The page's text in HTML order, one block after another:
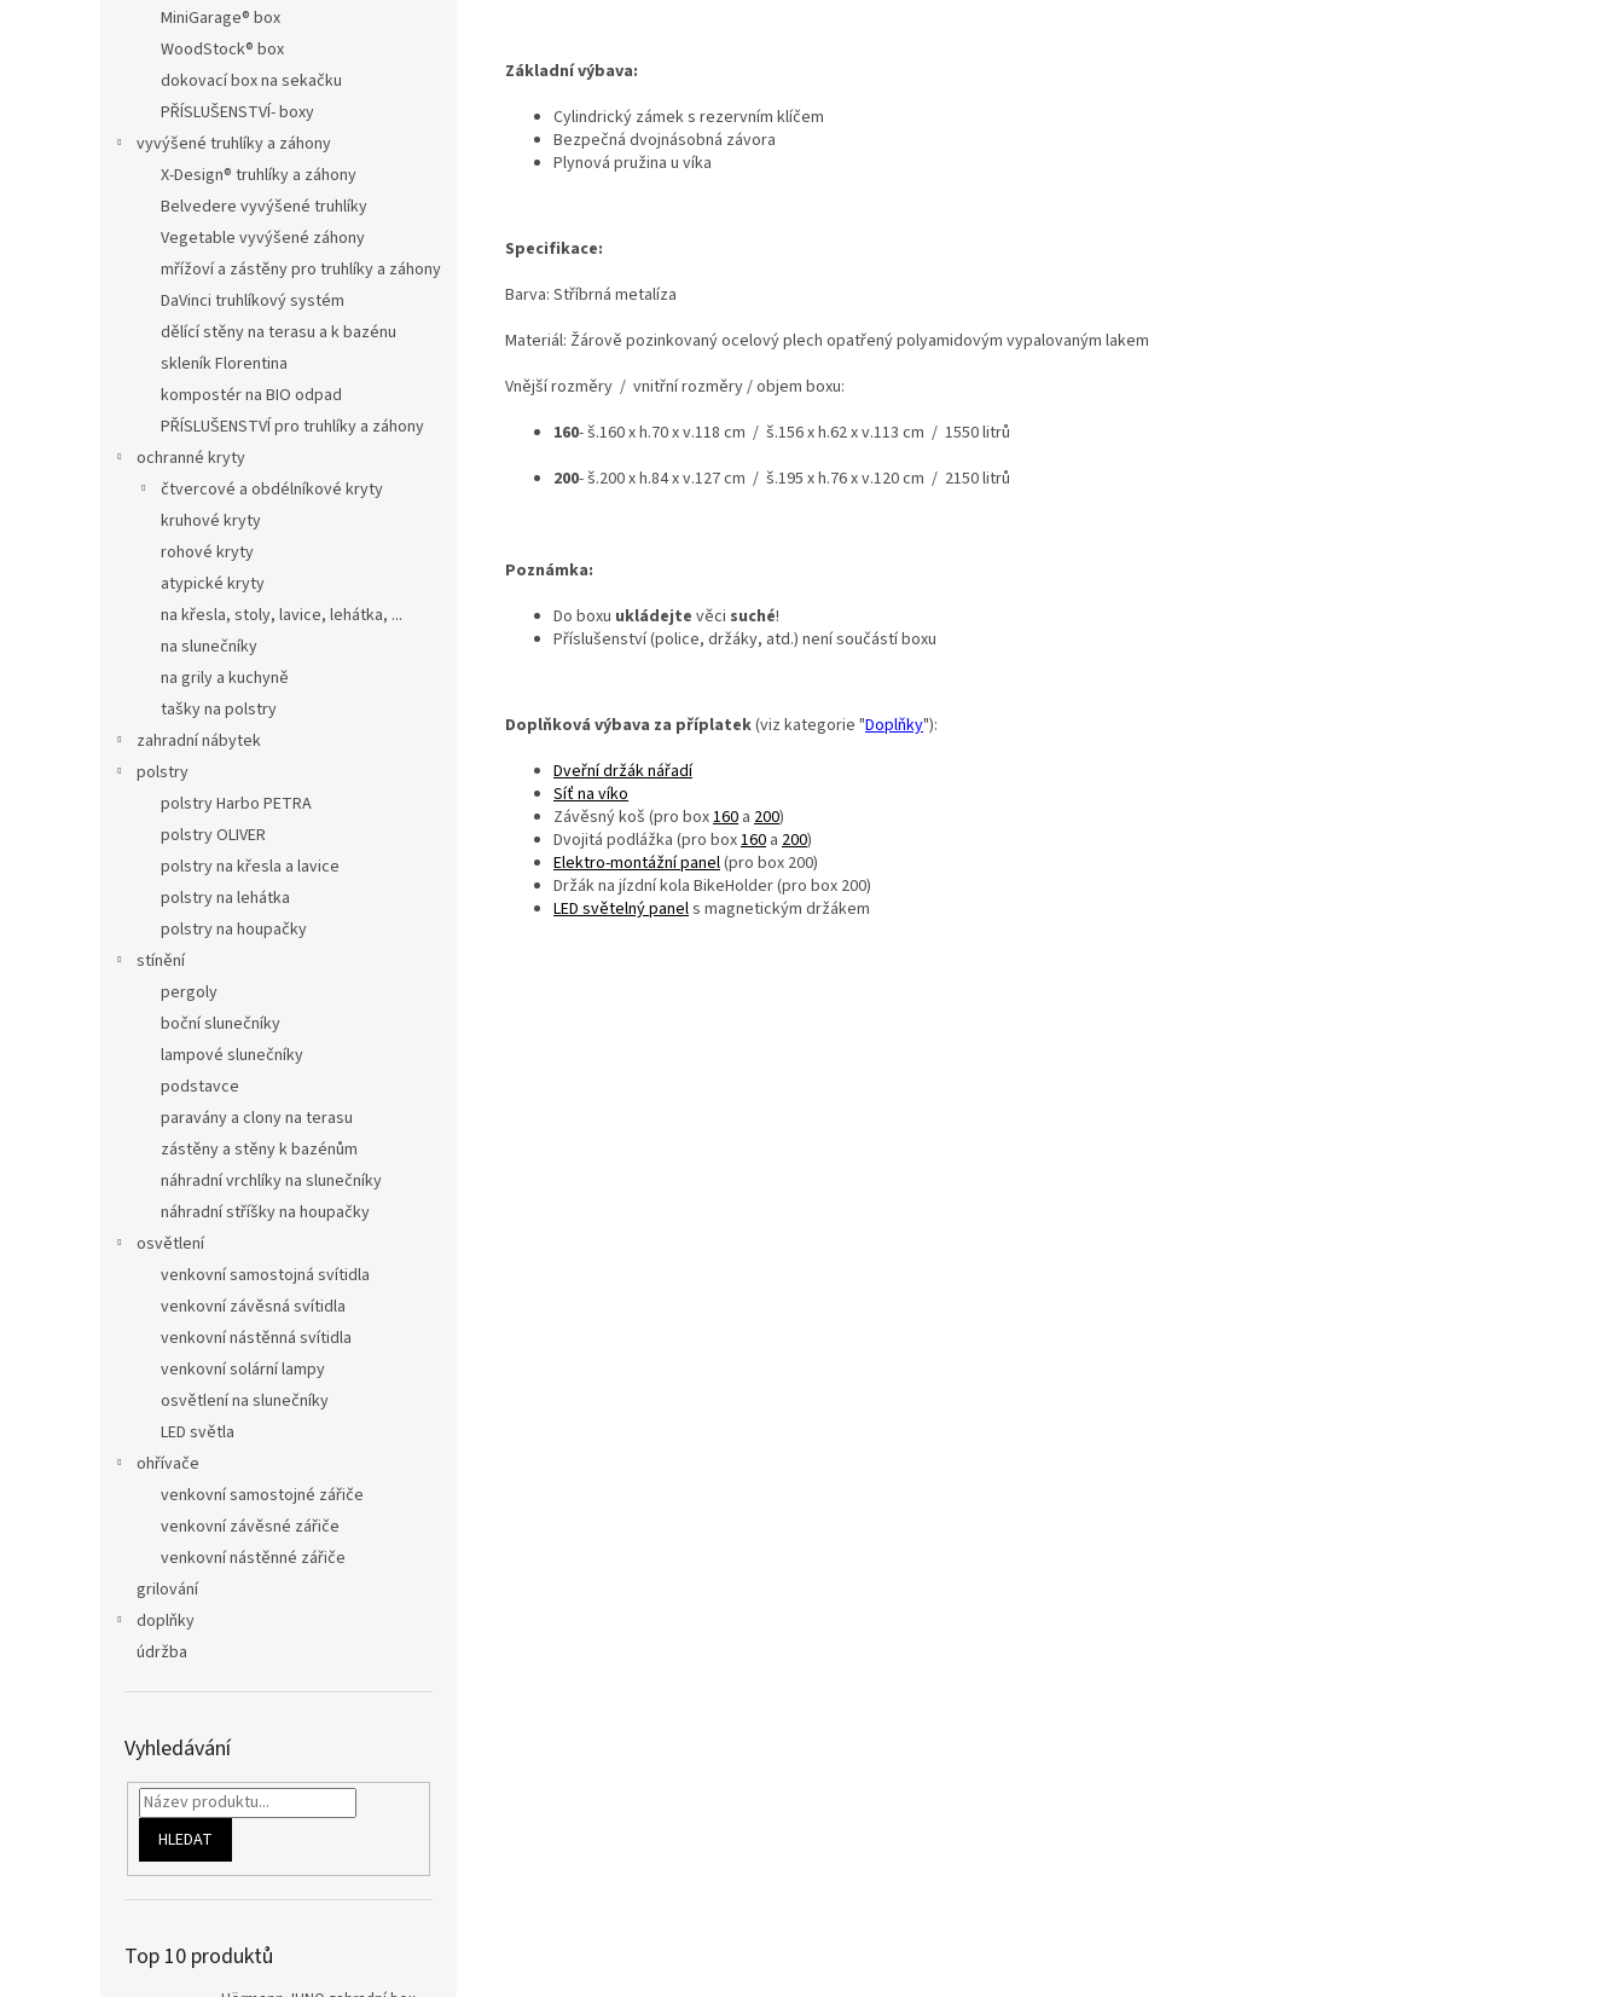
MiniGarage® box
WoodStock® box
dokovací box na sekačku
PŘÍSLUŠENSTVÍ- boxy
vyvýšené truhlíky a záhony
X-Design® truhlíky a záhony
Belvedere vyvýšené truhlíky
Vegetable vyvýšené záhony
mřížoví a zástěny pro truhlíky a záhony
DaVinci truhlíkový systém
dělící stěny na terasu a k bazénu
skleník Florentina
kompostér na BIO odpad
PŘÍSLUŠENSTVÍ pro truhlíky a záhony
ochranné kryty
čtvercové a obdélníkové kryty
kruhové kryty
rohové kryty
atypické kryty
na křesla, stoly, lavice, lehátka, ...
na slunečníky
na grily a kuchyně
tašky na polstry
zahradní nábytek
polstry
polstry Harbo PETRA
polstry OLIVER
polstry na křesla a lavice
polstry na lehátka
polstry na houpačky
stínění
pergoly
boční slunečníky
lampové slunečníky
podstavce
paravány a clony na terasu
zástěny a stěny k bazénům
náhradní vrchlíky na slunečníky
náhradní stříšky na houpačky
osvětlení
venkovní samostojná svítidla
venkovní závěsná svítidla
venkovní nástěnná svítidla
venkovní solární lampy
osvětlení na slunečníky
LED světla
ohřívače
venkovní samostojné zářiče
venkovní závěsné zářiče
venkovní nástěnné zářiče
grilování
doplňky
údržba
Vyhledávání
HLEDAT
Top 10 produktů
Základní výbava:
Cylindrický zámek s rezervním klíčem
Bezpečná dvojnásobná závora
Plynová pružina u víka
Specifikace:
Barva: Stříbrná metalíza
Materiál: Žárově pozinkovaný ocelový plech opatřený polyamidovým vypalovaným lakem
Vnější rozměry / vnitřní rozměry / objem boxu:
160- š.160 x h.70 x v.118 cm / š.156 x h.62 x v.113 cm / 1550 litrů
200- š.200 x h.84 x v.127 cm / š.195 x h.76 x v.120 cm / 2150 litrů
Poznámka:
Do boxu ukládejte věci suché!
Příslušenství (police, držáky, atd.) není součástí boxu
Doplňková výbava za příplatek(viz kategorie "Doplňky"):
Dveřní držák nářadí
Síť na víko
Závěsný koš (pro box160 a 200)
Dvojitá podlážka (pro box160 a 200)
Elektro-montážní panel(pro box 200)
Držák na jízdní kola BikeHolder (pro box 200)
LED světelný panels magnetickým držákem